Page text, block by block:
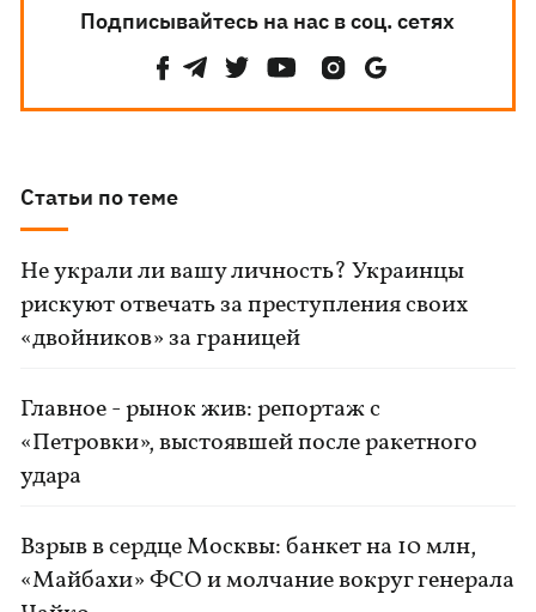
Подписывайтесь на нас в соц. сетях
Статьи по теме
Не украли ли вашу личность? Украинцы
рискуют отвечать за преступления своих
«двойников» за границей
Главное - рынок жив: репортаж с
«Петровки», выстоявшей после ракетного
удара
Взрыв в сердце Москвы: банкет на 10 млн,
«Майбахи» ФСО и молчание вокруг генерала